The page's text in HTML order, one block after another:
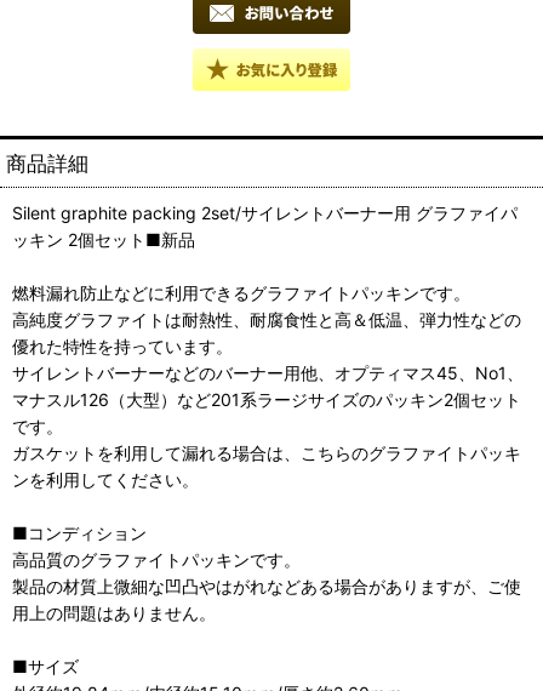
商品詳細
Silent graphite packing 2set/サイレントバーナー用 グラファイパ
ッキン 2個セット■新品
燃料漏れ防止などに利用できるグラファイトパッキンです。
高純度グラファイトは耐熱性、耐腐食性と高＆低温、弾力性などの
優れた特性を持っています。
サイレントバーナーなどのバーナー用他、オプティマス45、No1、
マナスル126（大型）など201系ラージサイズのパッキン2個セット
です。
ガスケットを利用して漏れる場合は、こちらのグラファイトパッキ
ンを利用してください。
■コンディション
高品質のグラファイトパッキンです。
製品の材質上微細な凹凸やはがれなどある場合がありますが、ご使
用上の問題はありません。
■サイズ